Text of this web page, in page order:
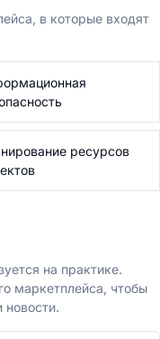
в которые входят
ресурсов
на практике.
маркетплейса, чтобы